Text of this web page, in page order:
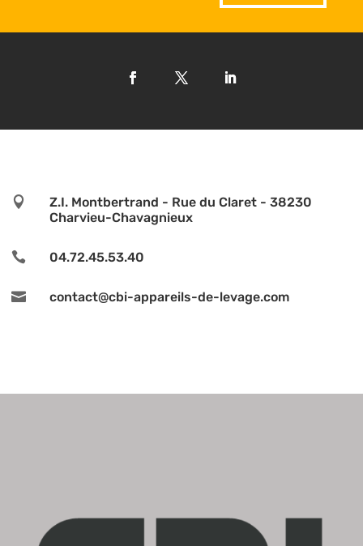

Z.I. Montbertrand - Rue du Claret - 38230
Charvieu-Chavagnieux
 04.72.45.53.40
 contact@cbi-appareils-de-levage.com